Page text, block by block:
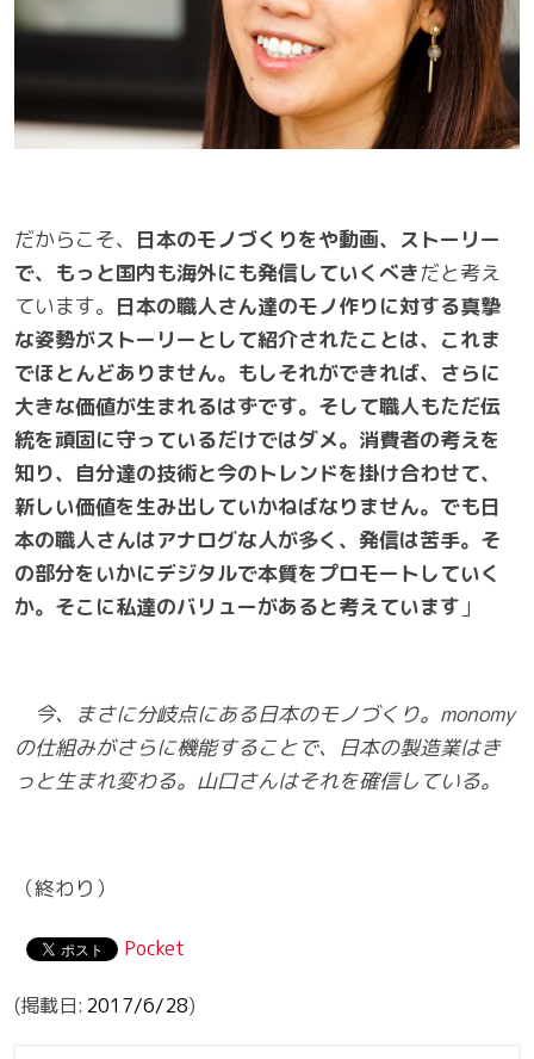
だからこそ、 日本のモノづくりをや動画、ストーリー
で、もっと国内も海外にも発信していくべきだと考え
ています。 日本の職人さん達のモノ作りに対する真摯
な姿勢がストーリーとして紹介されたことは、これま
でほとんどありません。もしそれができれば、さらに
大きな価値が生まれるはずです。そして職人もただ伝
統を頑固に守っているだけではダメ。消費者の考えを
知り、自分達の技術と今のトレンドを掛け合わせて、
新しい価値を生み出していかねばなりません。でも日
本の職人さんはアナログな人が多く、発信は苦手。そ
の部分をいかにデジタルで本質をプロモートしていく
か。そこに私達のバリューがあると考えています 」
今、まさに分岐点にある日本のモノづくり。 monomy
の仕組みがさらに機能することで、日本の製造業はき
っと生まれ変わる。山口さんはそれを確信している。
（終わり）
Pocket
2017/6/28